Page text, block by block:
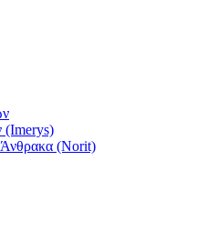
(Imerys)
(Norit)